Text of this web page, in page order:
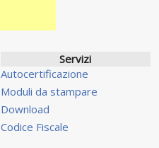
Servizi
Autocertificazione
Moduli da stampare
Download
Codice Fiscale